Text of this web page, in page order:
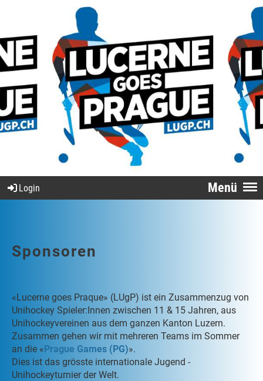
Menü
Login
Sponsoren
«Lucerne goes Praque» (LUgP) ist ein Zusammenzug von
Unihockey Spieler:Innen zwischen 11 & 15 Jahren, aus
Unihockeyvereinen aus dem ganzen Kanton Luzern.
Zusammen gehen wir mit mehreren Teams im Sommer
an die «Prague Games (PG)».
Dies ist das grösste internationale Jugend -
Unihockeyturnier der Welt.